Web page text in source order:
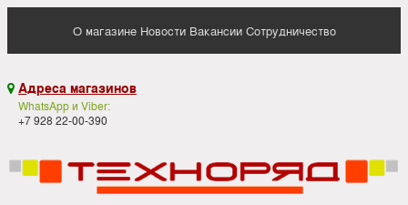
О магазине Новости Вакансии Сотрудничество
 Адреса магазинов
WhatsApp и Viber:
+7 928 22-00-390